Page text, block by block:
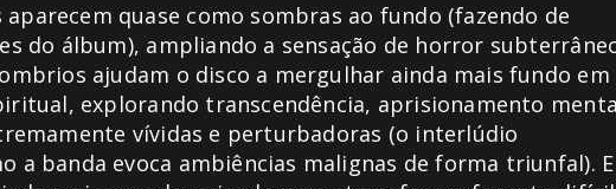
quase como sombras ao fundo (fazendo de
do álbum), ampliando a sensação de horror
ajudam o disco a mergulhar ainda mais fundo em
explorando transcendência, aprisionamento
vívidas e perturbadoras (o interlúdio
a banda evoca ambiências malignas de forma triunfal). E